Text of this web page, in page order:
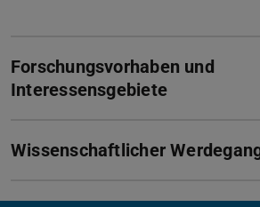
Forschungsvorhaben und
Interessensgebiete
Wissenschaftlicher